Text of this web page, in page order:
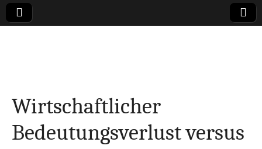
Finanzen,
Marketing-, Vertrieb-
Wirtschaftlicher
Bedeutungsverlust versus